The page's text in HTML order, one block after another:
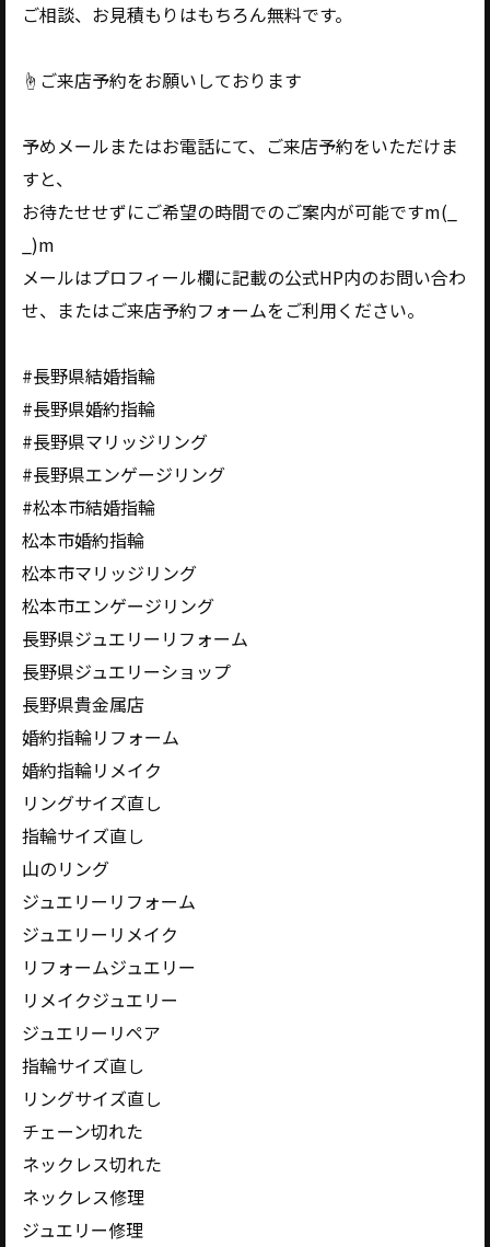
ご相談、お見積もりはもちろん無料です。
☝️ご来店予約をお願いしております
予めメールまたはお電話にて、ご来店予約をいただけま
すと、
お待たせせずにご希望の時間でのご案内が可能ですm(_
_)m
メールはプロフィール欄に記載の公式HP内のお問い合わ
せ、またはご来店予約フォームをご利用ください。
#長野県結婚指輪
#長野県婚約指輪
#長野県マリッジリング
#長野県エンゲージリング
#松本市結婚指輪
松本市婚約指輪
松本市マリッジリング
松本市エンゲージリング
長野県ジュエリーリフォーム
長野県ジュエリーショップ
長野県貴金属店
婚約指輪リフォーム
婚約指輪リメイク
リングサイズ直し
指輪サイズ直し
山のリング
ジュエリーリフォーム
ジュエリーリメイク
リフォームジュエリー
リメイクジュエリー
ジュエリーリペア
指輪サイズ直し
リングサイズ直し
チェーン切れた
ネックレス切れた
ネックレス修理
ジュエリー修理